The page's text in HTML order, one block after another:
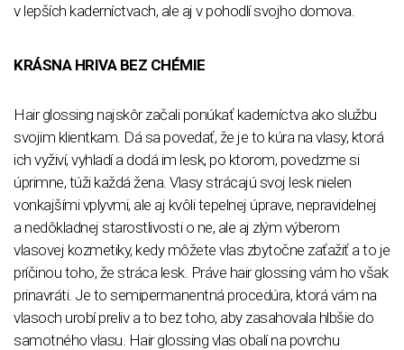
v lepších kaderníctvach, ale aj v pohodlí svojho domova.
KRÁSNA HRIVA BEZ CHÉMIE
Hair glossing najskôr začali ponúkať kaderníctva ako službu
svojim klientkam. Dá sa povedať, že je to kúra na vlasy, ktorá
ich vyživí, vyhladí a dodá im lesk, po ktorom, povedzme si
úprimne, túži každá žena. Vlasy strácajú svoj lesk nielen
vonkajšími vplyvmi, ale aj kvôli tepelnej úprave, nepravidelnej
a nedôkladnej starostlivosti o ne, ale aj zlým výberom
vlasovej kozmetiky, kedy môžete vlas zbytočne zaťažiť a to je
príčinou toho, že stráca lesk. Práve hair glossing vám ho však
prinavráti. Je to semipermanentná procedúra, ktorá vám na
vlasoch urobí preliv a to bez toho, aby zasahovala hlbšie do
samotného vlasu. Hair glossing vlas obalí na povrchu